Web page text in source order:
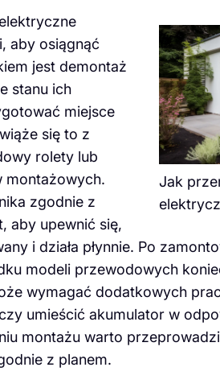
Jak
aby osiągnąć
jest demontaż
stanu ich
miejsce
się to z
rolety lub
montażowych.
zgodnie z
aby upewnić się,
i działa płynnie. Po
modeli przewodowych
wymagać dodatkowych
umieścić akumulator w
montażu warto
z planem.